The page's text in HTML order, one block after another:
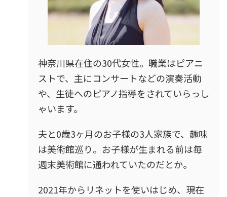
神奈川県在住の30代女性。職業はピアニ
ストで、主にコンサートなどの演奏活動
や、生徒へのピアノ指導をされていらっし
ゃいます。
夫と0歳3ヶ月のお子様の3人家族で、趣味
は美術館巡り。お子様が生まれる前は毎
週末美術館に通われていたのだとか。
2021年からリネットを使いはじめ、現在